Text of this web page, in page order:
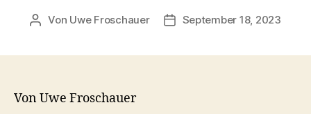
Beitragsautor
Von Uwe Froschauer Beitragsdatum
September 18, 2023
Von Uwe Froschauer